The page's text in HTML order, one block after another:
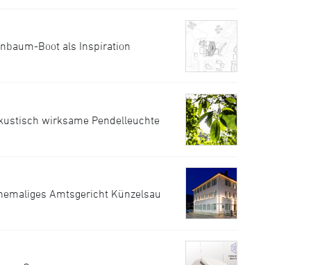
Boot als Inspiration
wirksame Pendelleuchte
Amtsgericht Künzelsau